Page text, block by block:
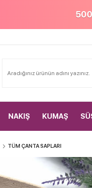
NAKIŞ KUMAŞ
TÜM ÇANTA SAPLARI